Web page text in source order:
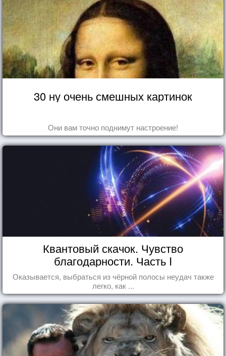
30 ну очень смешных картинок
Они вам точно поднимут настроение!
Квантовый скачок. Чувство
благодарности. Часть I
Оказывается, выбраться из чёрной полосы неудач также
легко, как ...